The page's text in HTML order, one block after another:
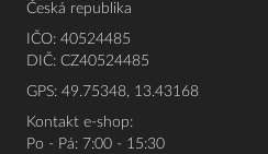
Česká republika
IČO: 40524485
DIČ: CZ40524485
GPS: 49.75348, 13.43168
Kontakt e-shop:
Po - Pá: 7:00 - 15:30